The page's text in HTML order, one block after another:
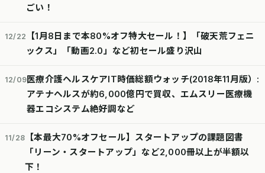
ごい！
12/22
【1月8日まで本80%オフ特大セール！】「破天荒フェニ
ックス」「動画2.0」など初セール盛り沢山
12/09医療介護ヘルスケアIT時価総額ウォッチ(2018年11月版）:
アテナヘルスが約6,000億円で買収、エムスリー医療機
器エコシステム絶好調など
11/28
【本最大70%オフセール】スタートアップの課題図書
「リーン・スタートアップ」など2,000冊以上が半額以
下！